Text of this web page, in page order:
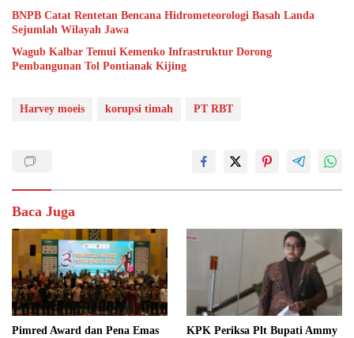
BNPB Catat Rentetan Bencana Hidrometeorologi Basah Landa
Sejumlah Wilayah Jawa
Wagub Kalbar Temui Kemenko Infrastruktur Dorong
Pembangunan Tol Pontianak Kijing
Harvey moeis korupsi timah PT RBT
Baca Juga
Pimred Award dan Pena Emas
KPK Periksa Plt Bupati Ammy